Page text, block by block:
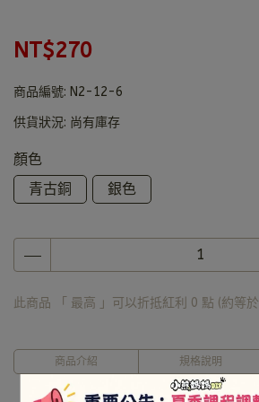
NT$270
商品編號: N2-12-6
供貨狀況: 尚有庫存
顏色
青古銅
銀色
此商品 「 最高 」可以折抵紅利 0 點 (約等於
商品介紹 規格說明